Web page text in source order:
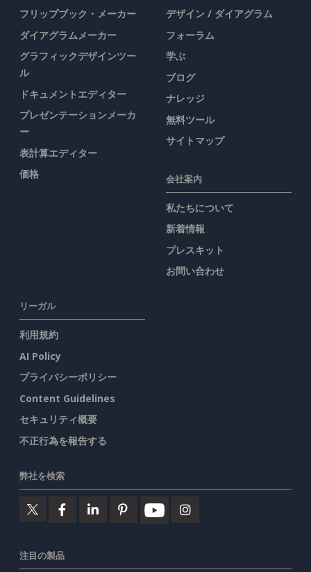
フリップブック・メーカー
ダイアグラムメーカー
グラフィックデザインツー
ル
ドキュメントエディター
プレゼンテーションメーカ
ー
表計算エディター
価格
デザイン / ダイアグラム
フォーラム
学ぶ
ブログ
ナレッジ
無料ツール
サイトマップ
会社案内
私たちについて
新着情報
プレスキット
お問い合わせ
リーガル
利用規約
AI Policy
プライバシーポリシー
Content Guidelines
セキュリティ概要
不正行為を報告する
弊社を検索
注目の製品